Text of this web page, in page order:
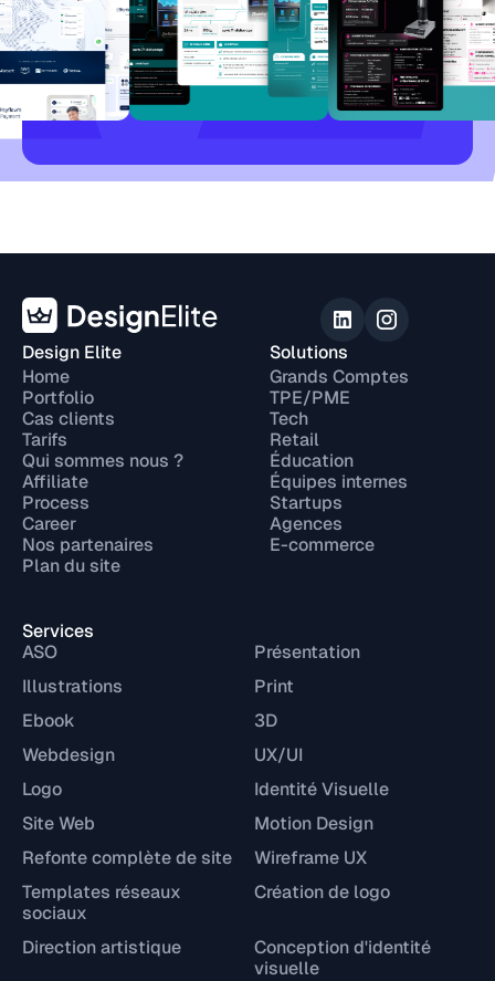
Design Elite
Home
Portfolio
Cas clients
Tarifs
Qui sommes nous ?
Affiliate
Process
Career
Nos partenaires
Plan du site
Services
ASO
Présentation
Illustrations
Print
Ebook
3D
Webdesign
UX/UI
Logo
Identité Visuelle
Site Web
Motion Design
Refonte complète de site
Wireframe UX
Templates réseaux
sociaux
Création de logo
Direction artistique
Conception d'identité
visuelle
Solutions
Grands Comptes
TPE/PME
Tech
Retail
Éducation
Équipes internes
Startups
Agences
E-commerce